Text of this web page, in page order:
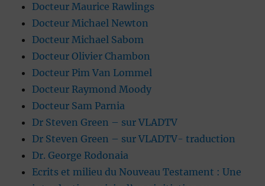
Docteur Maurice Rawlings
Docteur Michael Newton
Docteur Michael Sabom
Docteur Olivier Chambon
Docteur Pim Van Lommel
Docteur Raymond Moody
Docteur Sam Parnia
Dr Steven Green – sur VLADTV
Dr Steven Green – sur VLADTV- traduction
Dr. George Rodonaia
Ecrits et milieu du Nouveau Testament : Une